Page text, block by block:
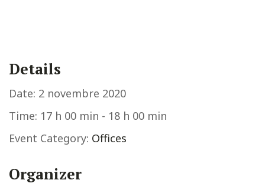
Details
Date: 2 novembre 2020
Time: 17 h 00 min - 18 h 00 min
Event Category: Offices
Organizer